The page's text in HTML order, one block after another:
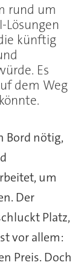
rund um
Lösungen
künftig
Es
dem Weg
Bord nötig,
um
Der
Platz,
vor allem:
Preis. Doch